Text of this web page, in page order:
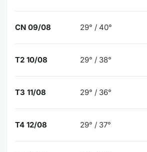
CN 09/08 29° / 40°
T2 10/08 29° / 38°
T3 11/08 29° / 36°
T4 12/08 29° / 37°